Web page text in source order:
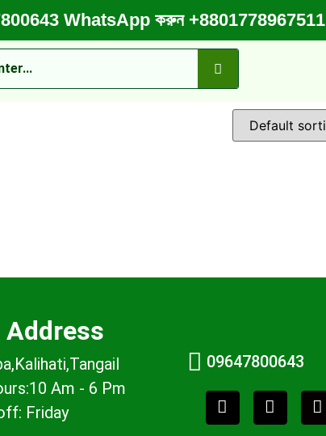
WhatsApp করুন +8801778967511
Address
Am - 6 Pm
Friday
09647800643